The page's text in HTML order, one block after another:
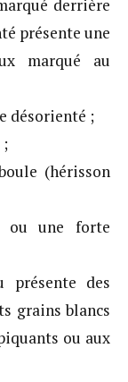
derrière
présente une
marqué au
désorienté ;
;
(hérisson
ou une forte
présente des
grains blancs
ou aux